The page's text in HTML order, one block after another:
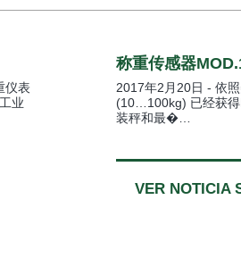
仪表
业
称重传感器
2017年2月20日 - 依
(10…100kg) 已经获得
装秤和最�…
VER NOTICIA